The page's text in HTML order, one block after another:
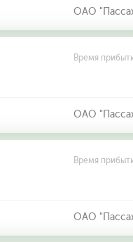
ОАО
Время
ОАО
Время
ОАО